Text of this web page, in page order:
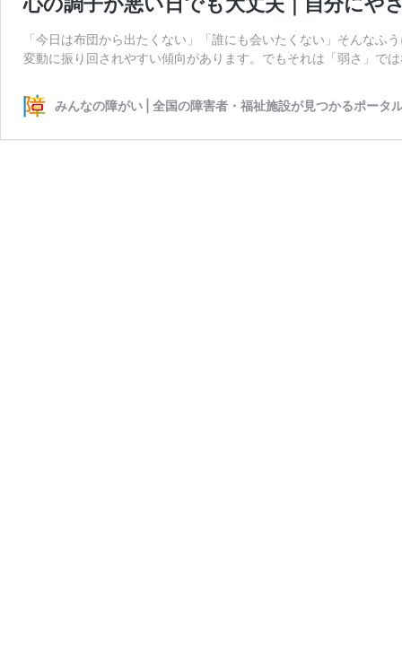
「今日は布団から出たくない」「誰にも会いたくない」そんな
変動に振り回されやすい傾向があります。でもそれは「弱さ」で
みんなの障がい | 全国の障害者・福祉施設が見つかるポータ